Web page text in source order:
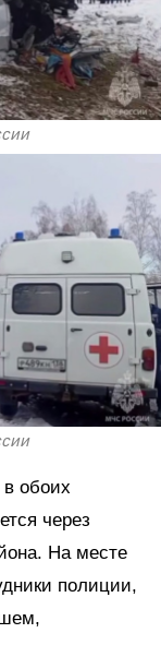
обоих
через
На месте
полиции,